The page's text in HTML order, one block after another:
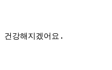
강해지겠어요.